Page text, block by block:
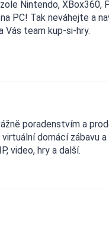
Nintendo, XBox360,
PC! Tak neváhejte a
Vás team kup-si-hry.
poradenstvím a
domácí zábavu a
video, hry a další.